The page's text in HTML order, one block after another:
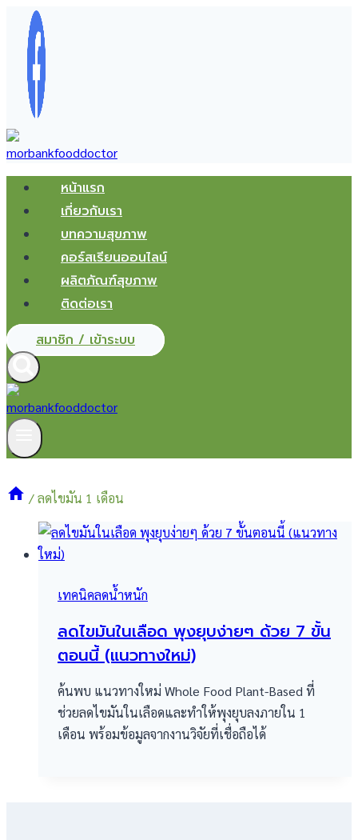
หน้าแรก
เกี่ยวกับเรา
บทความสุขภาพ
คอร์สเรียนออนไลน์
ผลิตภัณฑ์สุขภาพ
ติดต่อเรา
สมาชิก / เข้าระบบ
/ลดไขมัน 1 เดือน
เทคนิคลดน้ำหนัก
ลดไขมันในเลือด พุงยุบง่ายๆ ด้วย 7 ขั้น
ตอนนี้ (แนวทางใหม่)
ค้นพบ แนวทางใหม่ Whole Food Plant-Based ที่
ช่วยลดไขมันในเลือดและทำให้พุงยุบลงภายใน 1
เดือน พร้อมข้อมูลจากงานวิจัยที่เชื่อถือได้